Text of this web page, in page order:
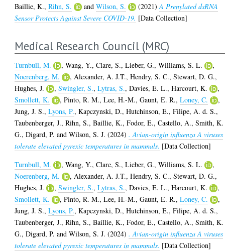
Baillie, K.,Rihn, S. andWilson, S. (2021)A Prenylated dsRNA
Sensor Protects Against Severe COVID-19. [Data Collection]
Medical Research Council (MRC)
Turnbull, M. ,Wang, Y.,Clare, S.,Lieber, G.,Williams, S. L.
,
Noerenberg, M.
,Alexander, A. J.T.,Hendry, S. C.,Stewart, D. G.,
Hughes, J.
,Swingler, S.,Lytras, S.,Davies, E. L.,Harcourt, K.
,
Smollett, K.
,Pinto, R. M.,Lee, H.-M.,Gaunt, E. R.,Loney, C.
,
Jung, J. S.,Lyons, P.,Kapczynski, D.,Hutchinson, E.,Filipe, A. d. S.,
Taubenberger, J.,Rihn, S.,Baillie, K.,Fodor, E.,Castello, A.,Smith, K.
G.,Digard, P. andWilson, S. J. (2024). Avian-origin influenza A viruses
tolerate elevated pyrexic temperatures in mammals. [Data Collection]
Turnbull, M.
,Wang, Y.,Clare, S.,Lieber, G.,Williams, S. L.
,
Noerenberg, M.
,Alexander, A. J.T.,Hendry, S. C.,Stewart, D. G.,
Hughes, J.
,Swingler, S.,Lytras, S.,Davies, E. L.,Harcourt, K.
,
Smollett, K.
,Pinto, R. M.,Lee, H.-M.,Gaunt, E. R.,Loney, C.
,
Jung, J. S.,Lyons, P.,Kapczynski, D.,Hutchinson, E.,Filipe, A. d. S.,
Taubenberger, J.,Rihn, S.,Baillie, K.,Fodor, E.,Castello, A.,Smith, K.
G.,Digard, P. andWilson, S. J. (2024). Avian-origin influenza A viruses
tolerate elevated pyrexic temperatures in mammals. [Data Collection]